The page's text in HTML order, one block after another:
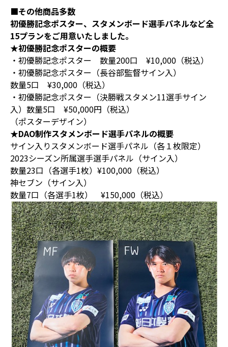
■その他商品多数
初優勝記念ポスター、スタメンボード選手パネルなど全
15プランをご用意いたしました。
★初優勝記念ポスターの概要
・初優勝記念ポスター 数量200口 ¥10,000（税込）
・初優勝記念ポスター（長谷部監督サイン入）
数量5口 ¥30,000（税込）
・初優勝記念ポスター（決勝戦スタメン11選手サイン
入）数量5口 ¥50,000円（税込）
（ポスターデザイン）
★DAO制作スタメンボード選手パネルの概要
サイン入りスタメンボード選手パネル（各１枚限定）
2023シーズン所属選手選手パネル（サイン入）
数量23口（各選手1枚）¥100,000（税込）
神セブン（サイン入）
数量7口（各選手1枚） ¥150,000（税込）